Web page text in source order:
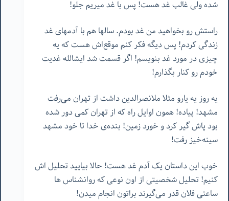
شده ولی غالب غد هست! پس با غد میریم جلو!
راستش رو بخواهید من غد بودم. سالها هم با آدمهای غد
زندگی کردم! پس دیگه فکر کنم موقع‌اش هست که یه
چیزی در مورد غد بنویسم! اگر قسمت شد ایشالله غدیت
خودم رو کنار بگذارم!
یه روز یه یارو مثلا ملانصرالدین داشت از تهران می‌رفت
مشهد! پیاده! همون اوایل راه که از تهران کمی دور شده
بود پاش گیر کرد و خورد زمین! بنده‌ی خدا تا خود مشهد
سینه‌خیز رفت!
خوب این داستان یک آدم غد هست! حالا بیایید تحلیل اش
کنیم! تحلیل شخصیتی از اون نوعی که روانشناس ها
ساعتی فلان قدر می‌گیرند براتون انجام میدن!